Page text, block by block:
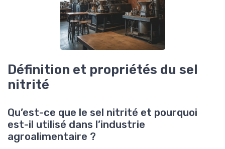
Définition et propriétés du sel
nitrité
Qu’est-ce que le sel nitrité et pourquoi
est-il utilisé dans l’industrie
agroalimentaire ?